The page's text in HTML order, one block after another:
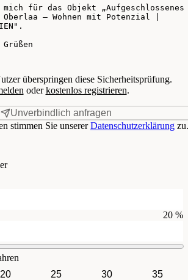
überspringen diese Sicherheitsprüfung.
oderkostenlos registrieren.
Unverbindlich anfragen
stimmen Sie unsererDatenschutzerklärung zu.
20 %
20 25 30
35